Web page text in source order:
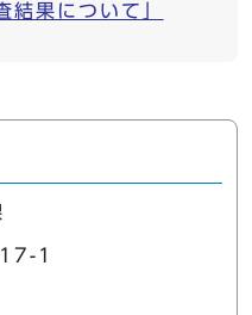
結果について」
1